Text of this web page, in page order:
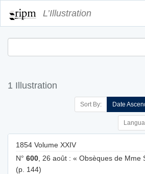
L’Illustration
1 Illustration
Sort By: Date
1854 Volume XXIV
N° 600 , 26 août : « Obsèques de
(p. 144)